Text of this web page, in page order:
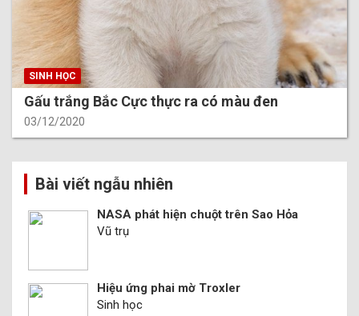
SINH HỌC
Gấu trắng Bắc Cực thực ra có màu đen
03/12/2020
Bài viết ngẫu nhiên
NASA phát hiện chuột trên Sao Hỏa
Vũ trụ
Hiệu ứng phai mờ Troxler
Sinh học